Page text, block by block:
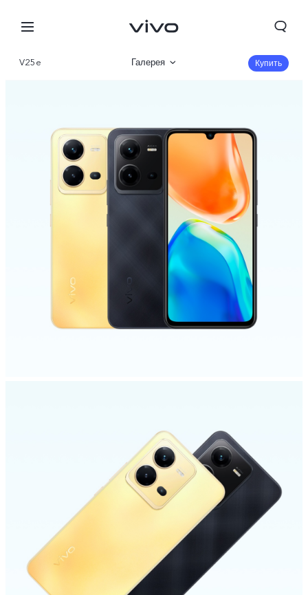
Казахстан | Выберите страну/регион
V25e Галерея
Характеристики
Купить